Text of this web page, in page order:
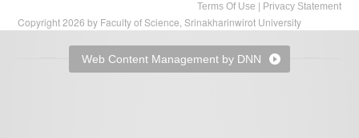
Terms Of Use | Privacy Statement
Copyright 2026 by Faculty of Science, Srinakharinwirot University
Web Content Management by DNN